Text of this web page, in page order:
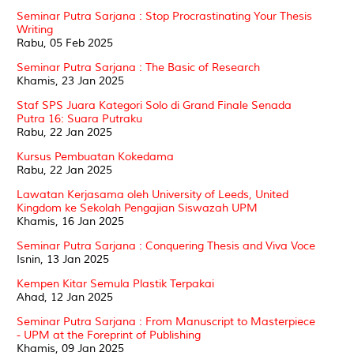
Seminar Putra Sarjana : Stop Procrastinating Your Thesis
Writing
Rabu, 05 Feb 2025
Seminar Putra Sarjana : The Basic of Research
Khamis, 23 Jan 2025
Staf SPS Juara Kategori Solo di Grand Finale Senada
Putra 16: Suara Putraku
Rabu, 22 Jan 2025
Kursus Pembuatan Kokedama
Rabu, 22 Jan 2025
Lawatan Kerjasama oleh University of Leeds, United
Kingdom ke Sekolah Pengajian Siswazah UPM
Khamis, 16 Jan 2025
Seminar Putra Sarjana : Conquering Thesis and Viva Voce
Isnin, 13 Jan 2025
Kempen Kitar Semula Plastik Terpakai
Ahad, 12 Jan 2025
Seminar Putra Sarjana : From Manuscript to Masterpiece
- UPM at the Foreprint of Publishing
Khamis, 09 Jan 2025